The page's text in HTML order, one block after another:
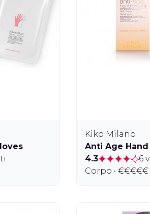
Kiko Milano
Anti Age Hand
4.3
6
Corpo • €€€€€